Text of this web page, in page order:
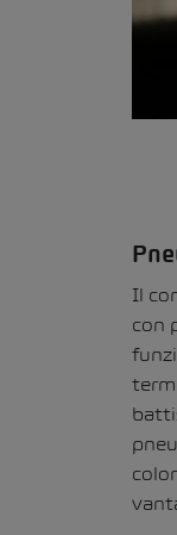
Il
con